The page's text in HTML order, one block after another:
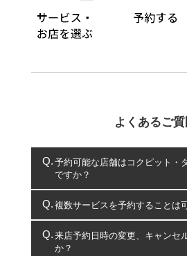
よくあるご質
予約可能な店舗はコクピット・
ですか？
コクピット・タイヤ館のみとな
複数サービスを予約することは
複数サービスのご予約は可能で
一部の商品・サービスの組み合わせ
来店予約日時の変更、キャンセ
か？